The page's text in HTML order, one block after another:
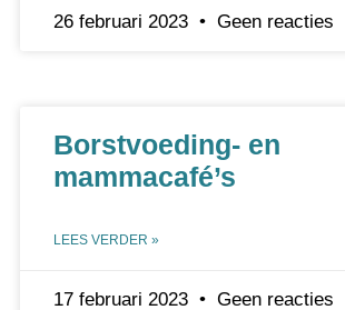
26 februari 2023 Geen reacties
Borstvoeding- en
mammacafé’s
LEES VERDER »
17 februari 2023 Geen reacties